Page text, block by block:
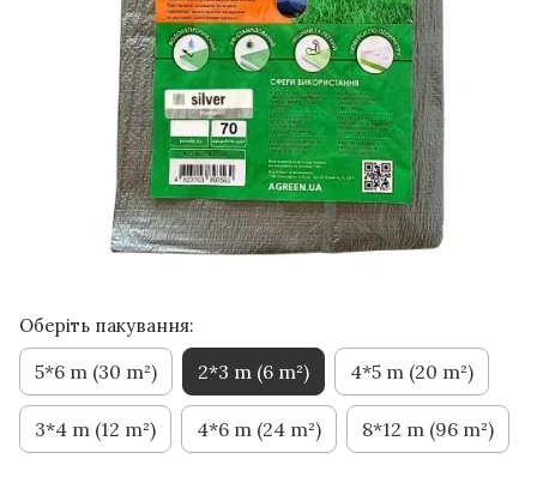
Оберіть пакування:
5*6 m (30 m²) 2*3 m (6 m²) 4*5 m (20 m²)
3*4 m (12 m²) 4*6 m (24 m²) 8*12 m (96 m²)